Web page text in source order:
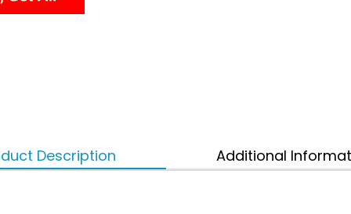
Description Additional